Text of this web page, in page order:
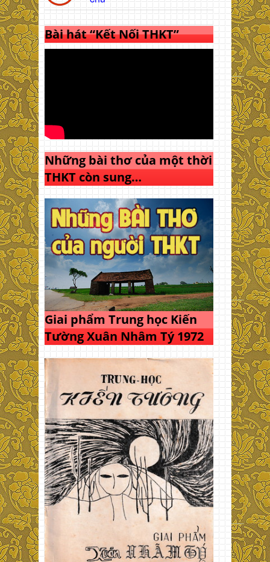
Bài hát “Kết Nối THKT”
Những bài thơ của một thời
THKT còn sung…
Giai phẩm Trung học Kiến
Tường Xuân Nhâm Tý 1972